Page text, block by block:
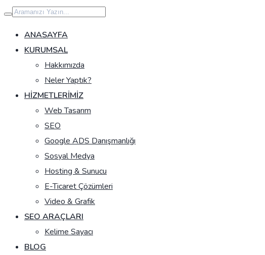
İçeriğe
geç
ANASAYFA
KURUMSAL
Hakkımızda
Neler Yaptık?
HIZMETLERIMIZ
Web Tasarım
SEO
Google ADS Danışmanlığı
Sosyal Medya
Hosting & Sunucu
E-Ticaret Çözümleri
Video & Grafik
SEO ARAÇLARI
Kelime Sayacı
BLOG